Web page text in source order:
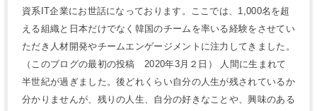
資系IT企業にお世話になっております。ここでは、1,000名を超
える組織と日本だけでなく韓国のチームを率いる経験をさせてい
ただき人材開発やチームエンゲージメントに注力してきました。
（このブログの最初の投稿 2020年3月２日） 人間に生まれて
半世紀が過ぎました。後どれくらい自分の人生が残されているか
分かりませんが、残りの人生、自分の好きなことや、興味のある